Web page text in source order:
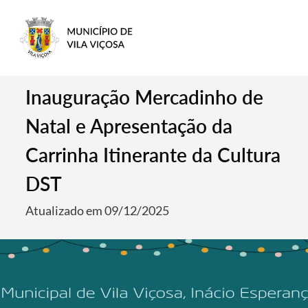
Inauguração Mercadinho de
Natal e Apresentação da
Carrinha Itinerante da Cultura
DST
Atualizado em 09/12/2025